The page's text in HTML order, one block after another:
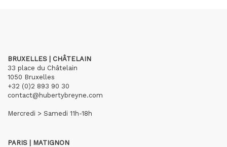
BRUXELLES | CHÂTELAIN
33 place du Châtelain
1050 Bruxelles
+32 (0)2 893 90 30
contact@hubertybreyne.com
Mercredi > Samedi 11h-18h
PARIS | MATIGNON